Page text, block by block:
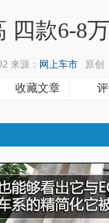
四款6-8
来源： 网上车市 原创
收藏文章